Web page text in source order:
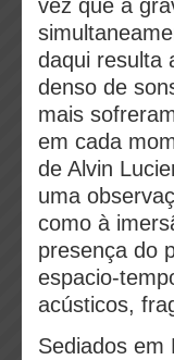
vez que a
daqui resulta
denso de
mais
em cada
de Alvin
uma
como à
presença do
espacio-
acústicos,
Sediados em